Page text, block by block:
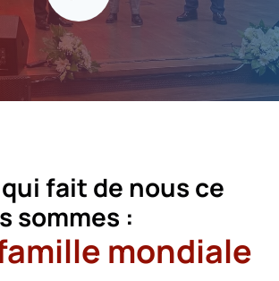
fait de nous ce
sommes :
mondiale